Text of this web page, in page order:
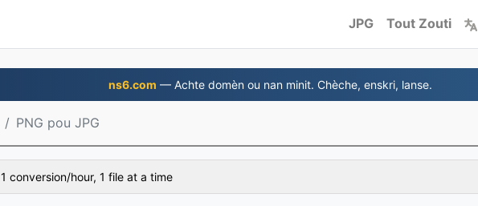
JPG Tout Zouti
ns6.com — Achte domèn ou nan minit. Chèche, enskri, lanse.
PNG pou JPG
1 conversion/hour, 1 file at a time